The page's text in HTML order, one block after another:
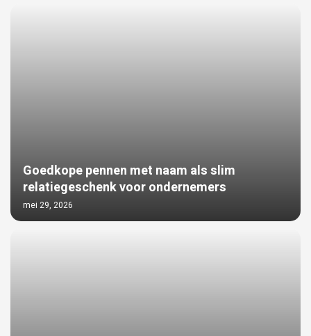
Goedkope pennen met naam als slim
relatiegeschenk voor ondernemers
mei 29, 2026